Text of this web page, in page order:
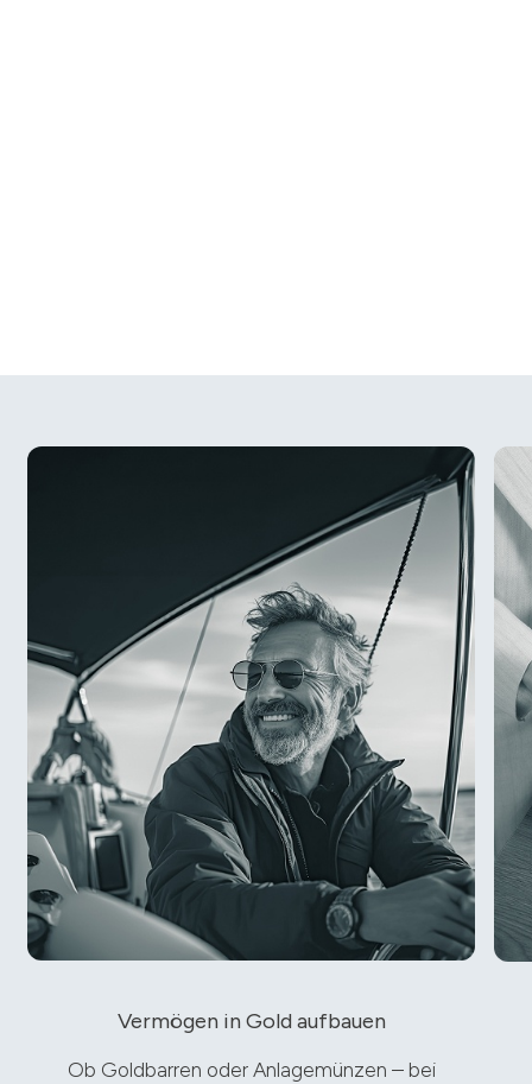
Vermögen in Gold aufbauen
Ob Goldbarren oder Anlagemünzen – bei